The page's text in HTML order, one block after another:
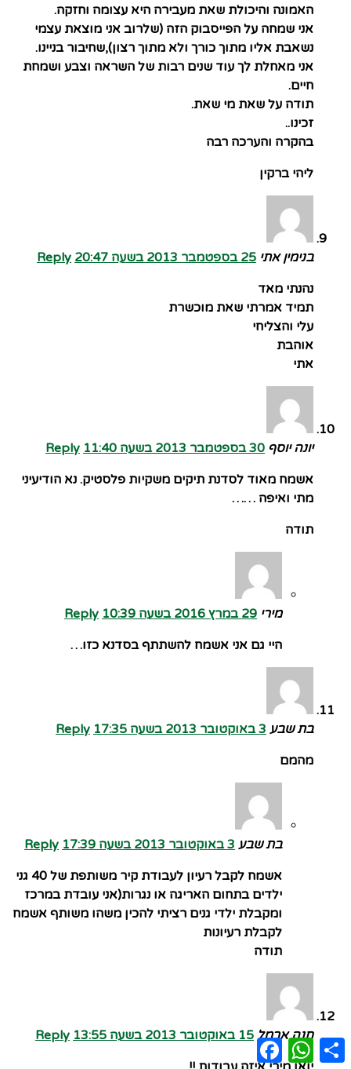
האמונה והיכולת שאת מעבירה היא עצומה וחזקה.
אני שמחה על הפייסבוק הזה (שלרוב אני מוצאת עצמי
נשאבת אליו מתוך כורך ולא מתוך רצון),שחיבור בניינו.
אני מאחלת לך עוד שנים רבות של השראה וצבע ושמחת
חיים.
תודה על שאת מי שאת.
זכינו..
בהקרה והערכה רבה
ליהי ברקין
בנימין אתי 25 בספטמבר 2013 בשעה 20:47
Reply
נהנתי מאד
תמיד אמרתי שאת מוכשרת
עלי והצליחי
אוהבת
אתי
יונה יוסף 30 בספטמבר 2013 בשעה 11:40
Reply
אשמח מאוד לסדנת תיקים משקיות פלסטיק. נא הודיעיני
מתי ואיפה ……
תודה
מירי 29 במרץ 2016 בשעה 10:39
Reply
היי גם אני אשמח להשתתף בסדנא כזו…
בת שבע 3 באוקטובר 2013 בשעה 17:35
Reply
מהמם
בת שבע 3 באוקטובר 2013 בשעה 17:39
Reply
אשמח לקבל רעיון לעבודת קיר משותפת של 40 גני
ילדים בתחום האריגה או נגרות(אני עובדת במרכז
ומקבלת ילדי גנים רציתי להכין משהו משותף אשמח
לקבלת רעיונות
תודה
חנה ארמל 15 באוקטובר 2013 בשעה 13:55
Reply
Facebook
WhatsAppShare